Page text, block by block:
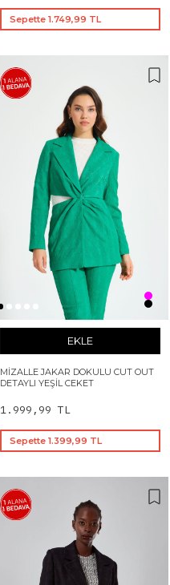
Sepette 1.749,99 TL
EKLE
MIZALLE JAKAR DOKULU CUT OUT
DETAYLI YEŞIL CEKET
1.999,99 TL
Sepette 1.399,99 TL